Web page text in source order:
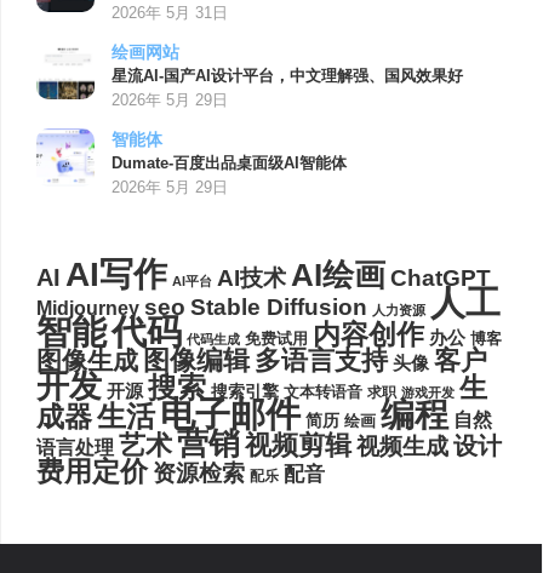
2026年 5月 31日
绘画网站
星流AI-国产AI设计平台，中文理解强、国风效果好
2026年 5月 29日
智能体
Dumate-百度出品桌面级AI智能体
2026年 5月 29日
AI AI写作 AI平台 AI技术AI绘画ChatGPT
Midjourney seo Stable Diffusion 人力资源 人工
智能代码 代码生成 免费试用 内容创作 办公 博客
图像生成 图像编辑 多语言支持 头像 客户
开发 开源 搜索 搜索引擎 文本转语音 求职 游戏开发 生
成器生活电子邮件 简历 绘画 编程 自然
语言处理 艺术营销视频剪辑视频生成设计
费用定价 资源检索 配乐 配音